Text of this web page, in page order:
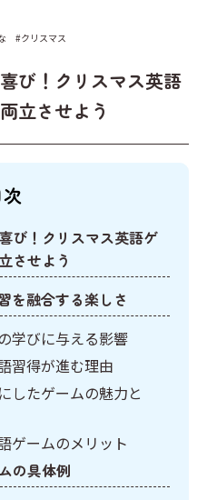
#クリスマス
び！クリスマス英語
立させよう
び！クリスマス英語ゲ
させよう
を融合する楽しさ
学びに与える影響
習得が進む理由
したゲームの魅力と
ゲームのメリット
の具体例